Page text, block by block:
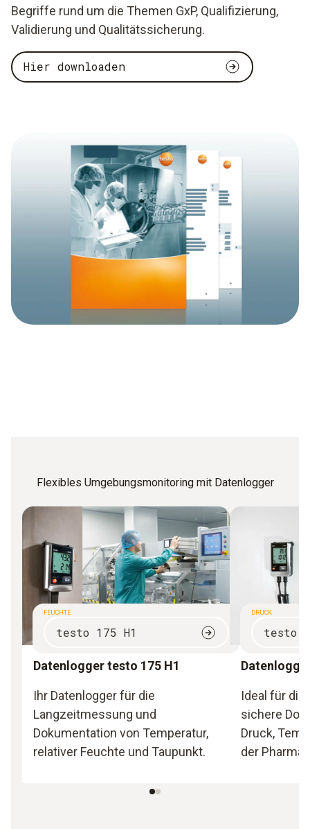
Begriffe rund um die Themen GxP, Qualifizierung,
Validierung und Qualitätssicherung.
Hier downloaden
Flexibles Umgebungsmonitoring mit Datenlogger
FEUCHTE
testo 175 H1
Datenlogger testo 175 H1
Ihr Datenlogger für die
Langzeitmessung und
Dokumentation von Temperatur,
relativer Feuchte und Taupunkt.
DRUCK
testo
Ideal für die
sichere
Druck,
der